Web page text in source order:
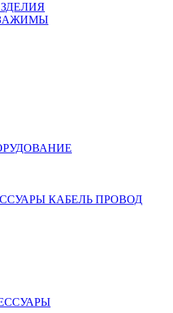
КАБЕЛЬ ПРОВОД